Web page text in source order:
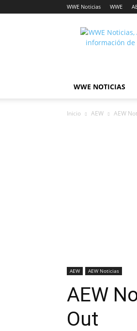
WWE Noticias WWE
WWE NOTICIAS
Inicio AEW AEW
AEW AEW Noticias
AEW
Out